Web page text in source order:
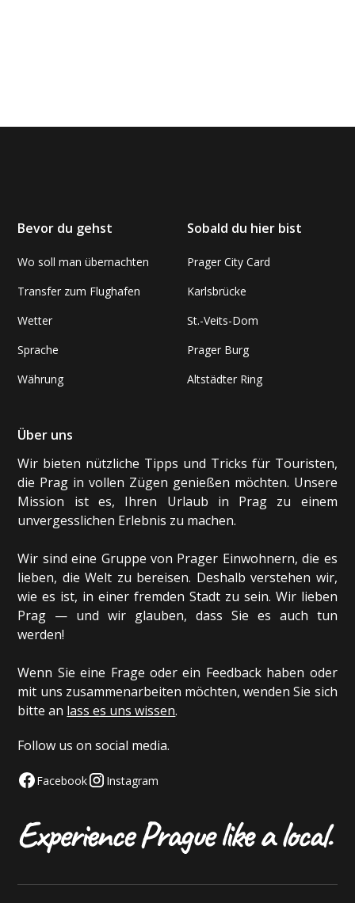
Bevor du gehst
Wo soll man übernachten
Transfer zum Flughafen
Wetter
Sprache
Währung
Sobald du hier bist
Prager City Card
Karlsbrücke
St.-Veits-Dom
Prager Burg
Altstädter Ring
Über uns
Wir bieten nützliche Tipps und Tricks für Touristen,
die Prag in vollen Zügen genießen möchten. Unsere
Mission ist es, Ihren Urlaub in Prag zu einem
unvergesslichen Erlebnis zu machen.
Wir sind eine Gruppe von Prager Einwohnern, die es
lieben, die Welt zu bereisen. Deshalb verstehen wir,
wie es ist, in einer fremden Stadt zu sein. Wir lieben
Prag — und wir glauben, dass Sie es auch tun
werden!
Wenn Sie eine Frage oder ein Feedback haben oder
mit uns zusammenarbeiten möchten, wenden Sie sich
bitte an lass es uns wissen.
Follow us on social media.
Facebook Instagram